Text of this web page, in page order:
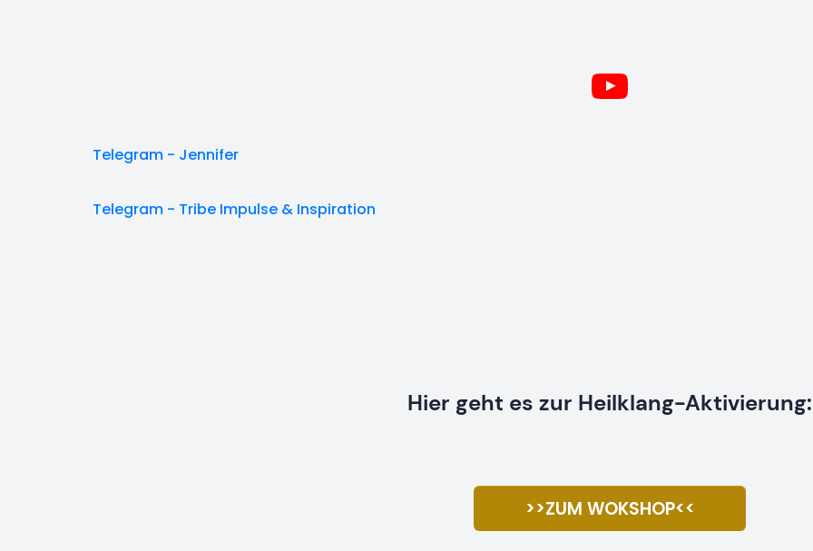
Telegram - Jennifer
Telegram - Tribe Impulse & Inspiration
Hier geht es zur Heilklang-Aktivierung:
>>ZUM WOKSHOP<<